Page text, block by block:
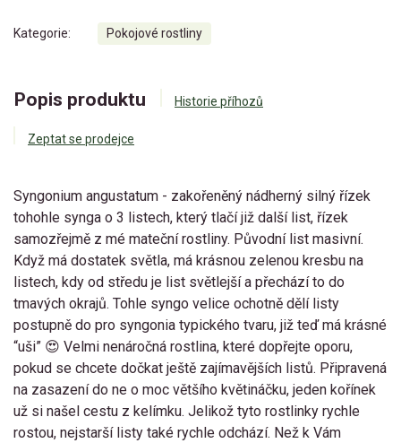
Kategorie: Pokojové rostliny
Popis produktu Historie příhozů
Zeptat se prodejce
Syngonium angustatum - zakořeněný nádherný silný řízek
tohohle synga o 3 listech, který tlačí již další list, řízek
samozřejmě z mé mateční rostliny. Původní list masivní.
Když má dostatek světla, má krásnou zelenou kresbu na
listech, kdy od středu je list světlejší a přechází to do
tmavých okrajů. Tohle syngo velice ochotně dělí listy
postupně do pro syngonia typického tvaru, již teď má krásné
“uši” 😍 Velmi nenáročná rostlina, které dopřejte oporu,
pokud se chcete dočkat ještě zajímavějších listů. Připravená
na zasazení do ne o moc většího květináčku, jeden kořínek
už si našel cestu z kelímku. Jelikož tyto rostlinky rychle
rostou, nejstarší listy také rychle odchází. Než k Vám